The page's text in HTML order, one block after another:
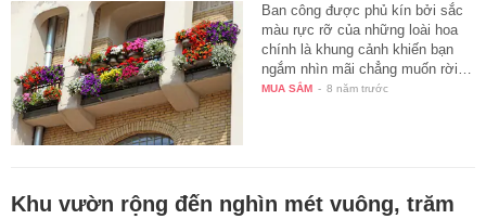
Ban công được phủ kín bởi sắc
màu rực rỡ của những loài hoa
chính là khung cảnh khiến bạn
ngắm nhìn mãi chẳng muốn rời…
MUA SẮM - 8 năm trước
Khu vườn rộng đến nghìn mét vuông, trăm